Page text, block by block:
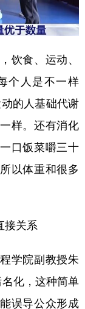
食、运动、
个人是不一样
的人基础代谢
样。还有消化
口饭菜嚼三十
以体重和很多
关系
学院副教授朱
名化，这种简单
误导公众形成